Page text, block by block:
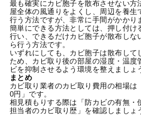
最も確実にカビ胞子を散布させない方
屋全体の風通りをよくし、周辺を養生
行う方法ですが、非常に手間がかかり
簡単にできる方法としては、押し付け
行い、できるだけカビ胞子が散布しな
ら行う方法です。
いずれにしても、カビ胞子は散布して
ため、カビ取り後の部屋の湿度・温度
ビを抑制させるよう環境を整えましょ
まとめ
カビ取り業者のカビ取り費用の相場は
0円」です。
相見積もりする際は「防カビの有無・
担当者のカビ取り歴」を確認しましょ